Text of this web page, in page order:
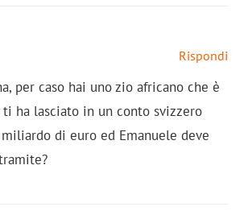
Rispondi
per caso hai uno zio africano che è
ha lasciato in un conto svizzero
di euro ed Emanuele deve